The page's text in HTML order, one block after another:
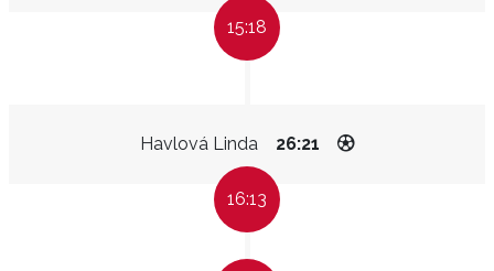
15:18
Havlová Linda 26:21
16:13